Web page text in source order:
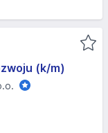
(k/m)